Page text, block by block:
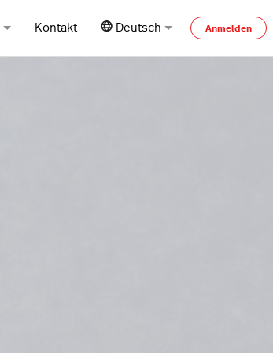
Kontakt Deutsch Anmelden